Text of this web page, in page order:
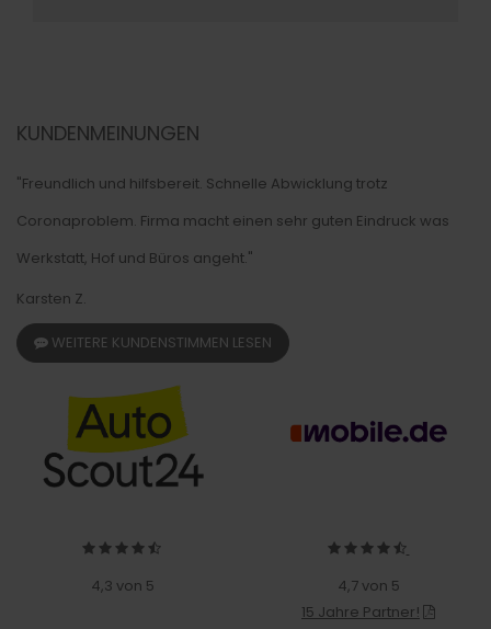
KUNDENMEINUNGEN
"Freundlich und hilfsbereit. Schnelle Abwicklung trotz
Coronaproblem. Firma macht einen sehr guten Eindruck was
Werkstatt, Hof und Büros angeht."
Karsten Z.
WEITERE KUNDENSTIMMEN LESEN
4,3 von 5
4,7 von 5
15 Jahre Partner!